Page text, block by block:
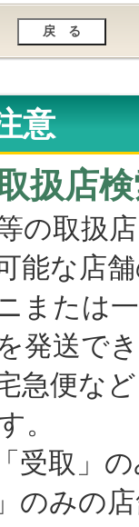
意
扱店
の取扱
能な店
たは一
発送で
便など
。
取」の
みの店